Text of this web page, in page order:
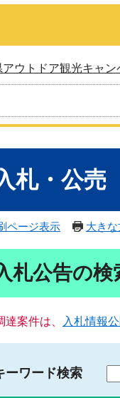
ウトドア観光キャ
札・公売
ページ表示 大き
札公告の検
達案件は、 入札情報
ーワード検索